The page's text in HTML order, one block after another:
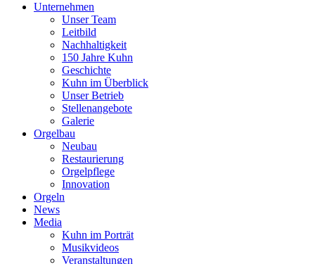
Unternehmen
Unser Team
Leitbild
Nachhaltigkeit
150 Jahre Kuhn
Geschichte
Kuhn im Überblick
Unser Betrieb
Stellenangebote
Galerie
Orgelbau
Neubau
Restaurierung
Orgelpflege
Innovation
Orgeln
News
Media
Kuhn im Porträt
Musikvideos
Veranstaltungen